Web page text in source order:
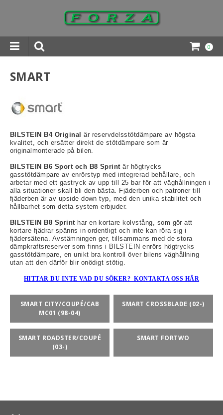
0
Rally-Racing-Klassiker
BUMPSTOPS, DAMASKER UNIVERSAL, DOMKRAFTS-
SMART
BILSTEIN B4 Original är reservdelsstötdämpare av högsta
kvalitet, och ersätter direkt de stötdämpare som är
originalmonterade på bilen.
BILSTEIN B6 Sport och B8 Sprint är högtrycks
gasstötdämpare av enrörstyp med integrerad behållare, och
arbetar med ett gastryck av upp till 25 bar för att väghållningen i
alla situationer skall bli den bästa. Fjäderben och patroner till
fjäderben är av upside-down typ, med den unika stabilitet och
hållbarhet som detta system erbjuder.
BILSTEIN B8 Sprint har en kortare kolvstång, som gör att
kortare fjädrar spänns in ordentligt och inte kan röra sig i
fjädersätena. Avstämningen ger, tillsammans med de stora
dämpkraftsreserver som finns i BILSTEIN enrörs högtrycks
gasstötdämpare, en unikt bra kontroll över bilens väghållning
utan att den därför blir onödigt stötig.
HITTAR DU INTE VAD DU SÖKER? KONTAKTA OSS HÄR
SMART CITY/COUPÉ/CAB
MC01 (98-04)
SMART CROSSBLADE (02-)
SMART ROADSTER/COUPÉ
(03-)
SMART FORTWO